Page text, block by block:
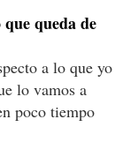
queda de
a lo que yo
lo vamos a
poco tiempo